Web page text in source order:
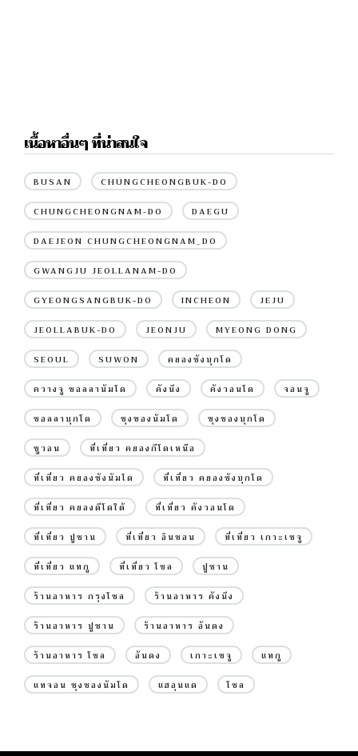
เนื้อหาอื่นๆ ที่น่าสนใจ
BUSAN CHUNGCHEONGBUK-DO
CHUNGCHEONGNAM-DO DAEGU
DAEJEON CHUNGCHEONGNAM_DO
GWANGJU JEOLLANAM-DO
GYEONGSANGBUK-DO INCHEON JEJU
JEOLLABUK-DO JEONJU MYEONG DONG
SEOUL SUWON คยองซังบุกโด
ควางจู ชอลลานัมโด คังนึง คังวอนโด จอนจู
ชอลลาบุกโด ชุงชองนัมโด ชุงชองบุกโด
ซูวอน ที่เที่ยว คยองกีโดเหนือ
ที่เที่ยว คยองซังนัมโด ที่เที่ยว คยองซังบุกโด
ที่เที่ยว คยองดีโดใต้ ที่เที่ยว คังวอนโด
ที่เที่ยว ปูซาน ที่เที่ยว อินชอน ที่เที่ยว เกาะเชจู
ที่เที่ยว แทกู ที่เที่ยว โซล ปูซาน
ร้านอาหาร กรุงโซล ร้านอาหาร คังนึง
ร้านอาหาร ปูซาน ร้านอาหาร อันดง
ร้านอาหาร โซล อันดง เกาะเชจู แทกู
แทจอน ชุงชองนัมโด แฮอุนแด โซล